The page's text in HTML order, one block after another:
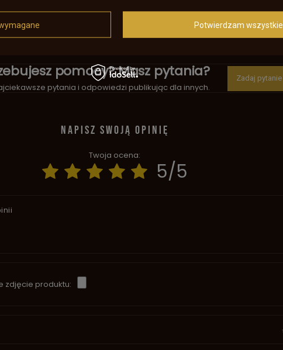
zapłon
pomocy? Masz pytania?
pytania i odpowiedzi publikując dla innych.
Zadaj pytanie
NAPISZ SWOJĄ OPINIĘ
Twoja ocena:
5/5
zdjęcie produktu:
Potwierdzam wszystkie